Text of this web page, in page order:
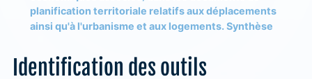
planification territoriale relatifs aux déplacements
ainsi qu'à l'urbanisme et aux logements. Synthèse
Identification des outils